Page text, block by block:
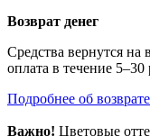
Возврат денег
Средства вернутся на
оплата в течение
Подробнее об
Важно! Цветовые